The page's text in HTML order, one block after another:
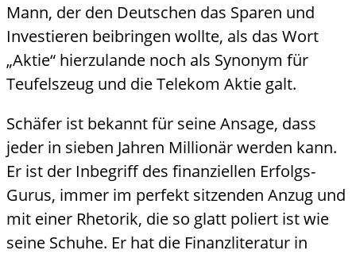
Mann, der den Deutschen das Sparen und
Investieren beibringen wollte, als das Wort
„Aktie“ hierzulande noch als Synonym für
Teufelszeug und die Telekom Aktie galt.
Schäfer ist bekannt für seine Ansage, dass
jeder in sieben Jahren Millionär werden kann.
Er ist der Inbegriff des finanziellen Erfolgs-
Gurus, immer im perfekt sitzenden Anzug und
mit einer Rhetorik, die so glatt poliert ist wie
seine Schuhe. Er hat die Finanzliteratur in